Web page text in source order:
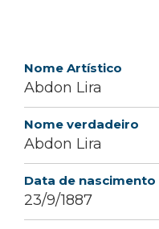
Nome Artístico
Abdon Lira
Nome verdadeiro
Abdon Lira
Data de nascimento
23/9/1887